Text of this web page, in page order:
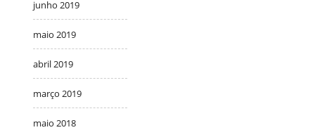
junho 2019
maio 2019
abril 2019
março 2019
maio 2018